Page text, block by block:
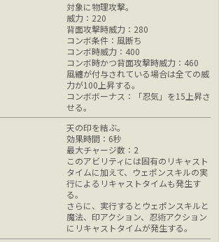
対象に物理攻撃。
威力：220
背面攻撃時威力：280
コンボ条件：風断ち
コンボ時威力：400
コンボ時かつ背面攻撃時威力：460
風纏が付与されている場合は全ての威
力が100上昇する。
コンボボーナス：「忍気」を15上昇さ
せる。
天の印を結ぶ。
効果時間：6秒
最大チャージ数：2
このアビリティには固有のリキャスト
タイムに加えて、ウェポンスキルの実
行によるリキャストタイムも発生す
る。
さらに、実行するとウェポンスキルと
魔法、印アクション、忍術アクション
にリキャストタイムが発生する。